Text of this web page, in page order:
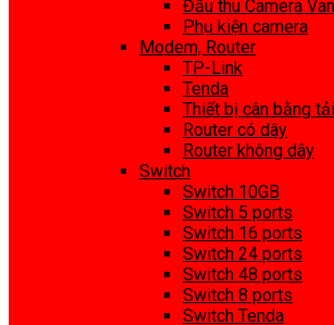
Đầu thu Camera
Phụ kiện camera
Modem, Router
TP-Link
Tenda
Thiết bị cân bằng tải
Router có dây
Router không dây
Switch
Switch 10GB
Switch 5 ports
Switch 16 ports
Switch 24 ports
Switch 48 ports
Switch 8 ports
Switch Tenda